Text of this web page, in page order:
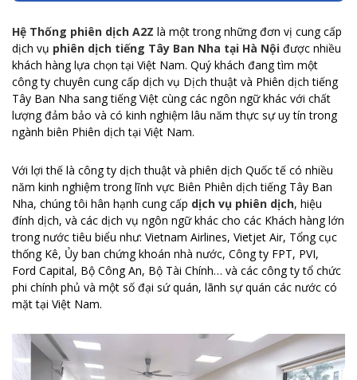
Hệ Thống phiên dịch A2Z là một trong những đơn vị cung cấp
dịch vụ phiên dịch tiếng Tây Ban Nha tại Hà Nội được nhiều
khách hàng lựa chọn tại Việt Nam. Quý khách đang tìm một
công ty chuyên cung cấp dịch vụ Dịch thuật và Phiên dịch tiếng
Tây Ban Nha sang tiếng Việt cùng các ngôn ngữ khác với chất
lượng đảm bảo và có kinh nghiệm lâu năm thực sự uy tín trong
ngành biên Phiên dịch tại Việt Nam.
Với lợi thế là công ty dịch thuật và phiên dịch Quốc tế có nhiều
năm kinh nghiệm trong lĩnh vực Biên Phiên dịch tiếng Tây Ban
Nha, chúng tôi hân hạnh cung cấp dịch vụ phiên dịch, hiệu
đính dịch, và các dịch vụ ngôn ngữ khác cho các Khách hàng lớn
trong nước tiêu biểu như: Vietnam Airlines, Vietjet Air, Tổng cục
thống Kê, Ủy ban chứng khoán nhà nước, Công ty FPT, PVI,
Ford Capital, Bộ Công An, Bộ Tài Chính… và các công ty tổ chức
phi chính phủ và một số đại sứ quán, lãnh sự quán các nước có
mặt tại Việt Nam.